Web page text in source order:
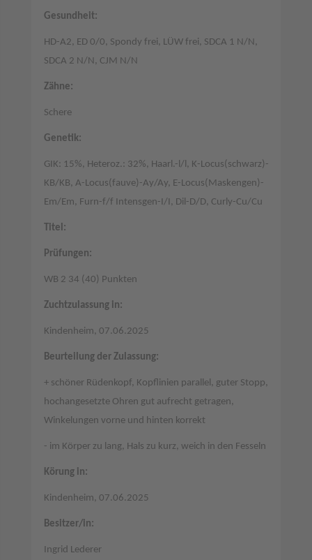
Gesundheit:
HD-A2, ED 0/0, Spondy frei, LÜW frei, SDCA 1 N/N,
SDCA 2 N/N, CJM N/N
Zähne:
Schere
Genetik:
GIK: 15%, Heteroz.: 32%, Haarl.-l/l, K-Locus(schwarz)-
KB/KB, A-Locus(fauve)-Ay/Ay, E-Locus(Maskengen)-
Em/Em, Furn-f/f Intensgen-I/I, Dil-D/D, Curly-Cu/Cu
Titel:
Prüfungen:
WB 2 34 (40) Punkten
Zuchtzulassung in:
Kindenheim, 07.06.2025
Beurteilung der Zulassung:
+ schöner Rüdenkopf, Kopflinien parallel, guter Stopp,
hochangesetzte Ohren gut aufrecht getragen,
Winkelungen vorne und hinten korrekt
- im Körper zu lang, Hals zu kurz, weich in den Fesseln
Körung in:
Kindenheim, 07.06.2025
Besitzer/in:
Ingrid Lederer